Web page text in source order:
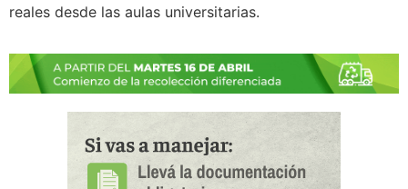
reales desde las aulas universitarias.